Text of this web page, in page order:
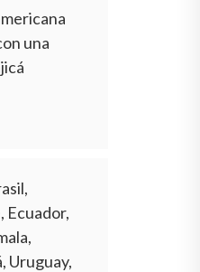
una
Ecuador,
Uruguay,